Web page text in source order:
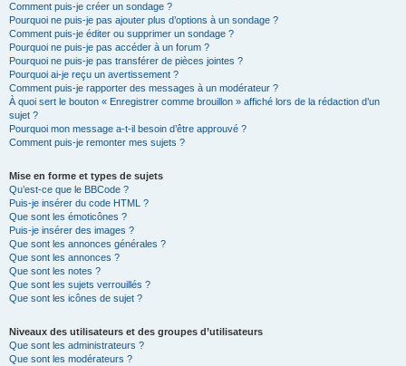
Comment puis-je créer un sondage ?
Pourquoi ne puis-je pas ajouter plus d’options à un sondage ?
Comment puis-je éditer ou supprimer un sondage ?
Pourquoi ne puis-je pas accéder à un forum ?
Pourquoi ne puis-je pas transférer de pièces jointes ?
Pourquoi ai-je reçu un avertissement ?
Comment puis-je rapporter des messages à un modérateur ?
À quoi sert le bouton « Enregistrer comme brouillon » affiché lors de la rédaction d’un
sujet ?
Pourquoi mon message a-t-il besoin d’être approuvé ?
Comment puis-je remonter mes sujets ?
Mise en forme et types de sujets
Qu’est-ce que le BBCode ?
Puis-je insérer du code HTML ?
Que sont les émoticônes ?
Puis-je insérer des images ?
Que sont les annonces générales ?
Que sont les annonces ?
Que sont les notes ?
Que sont les sujets verrouillés ?
Que sont les icônes de sujet ?
Niveaux des utilisateurs et des groupes d’utilisateurs
Que sont les administrateurs ?
Que sont les modérateurs ?